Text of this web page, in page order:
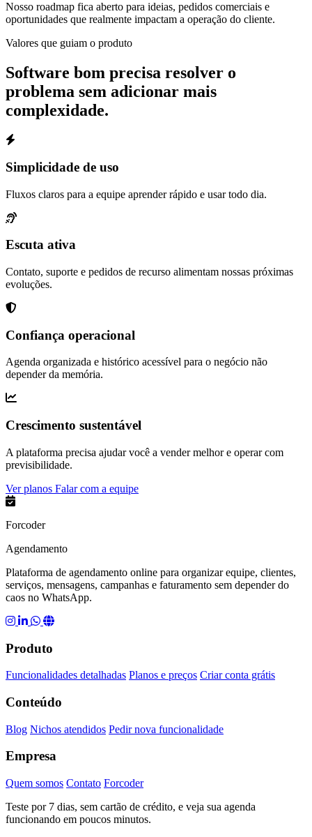
Nosso roadmap fica aberto para ideias, pedidos comerciais e
oportunidades que realmente impactam a operação do cliente.
Valores que guiam o produto
Software bom precisa resolver o
problema sem adicionar mais
complexidade.
Simplicidade de uso
Fluxos claros para a equipe aprender rápido e usar todo dia.
Escuta ativa
Contato, suporte e pedidos de recurso alimentam nossas próximas
evoluções.
Confiança operacional
Agenda organizada e histórico acessível para o negócio não
depender da memória.
Crescimento sustentável
A plataforma precisa ajudar você a vender melhor e operar com
previsibilidade.
Ver planos Falar com a equipe
Forcoder
Agendamento
Plataforma de agendamento online para organizar equipe, clientes,
serviços, mensagens, campanhas e faturamento sem depender do
caos no WhatsApp.
Produto
Funcionalidades detalhadas Planos e preços Criar conta grátis
Conteúdo
Blog Nichos atendidos Pedir nova funcionalidade
Empresa
Quem somos Contato Forcoder
Teste por 7 dias, sem cartão de crédito, e veja sua agenda
funcionando em poucos minutos.